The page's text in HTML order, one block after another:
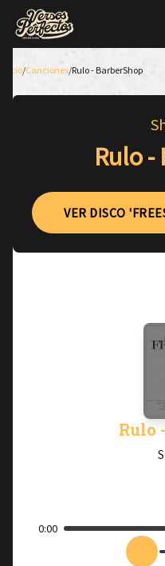
Inicio/Canciones/Rulo - BarberShop
Rulo
VER DISCO
Rulo
0:00